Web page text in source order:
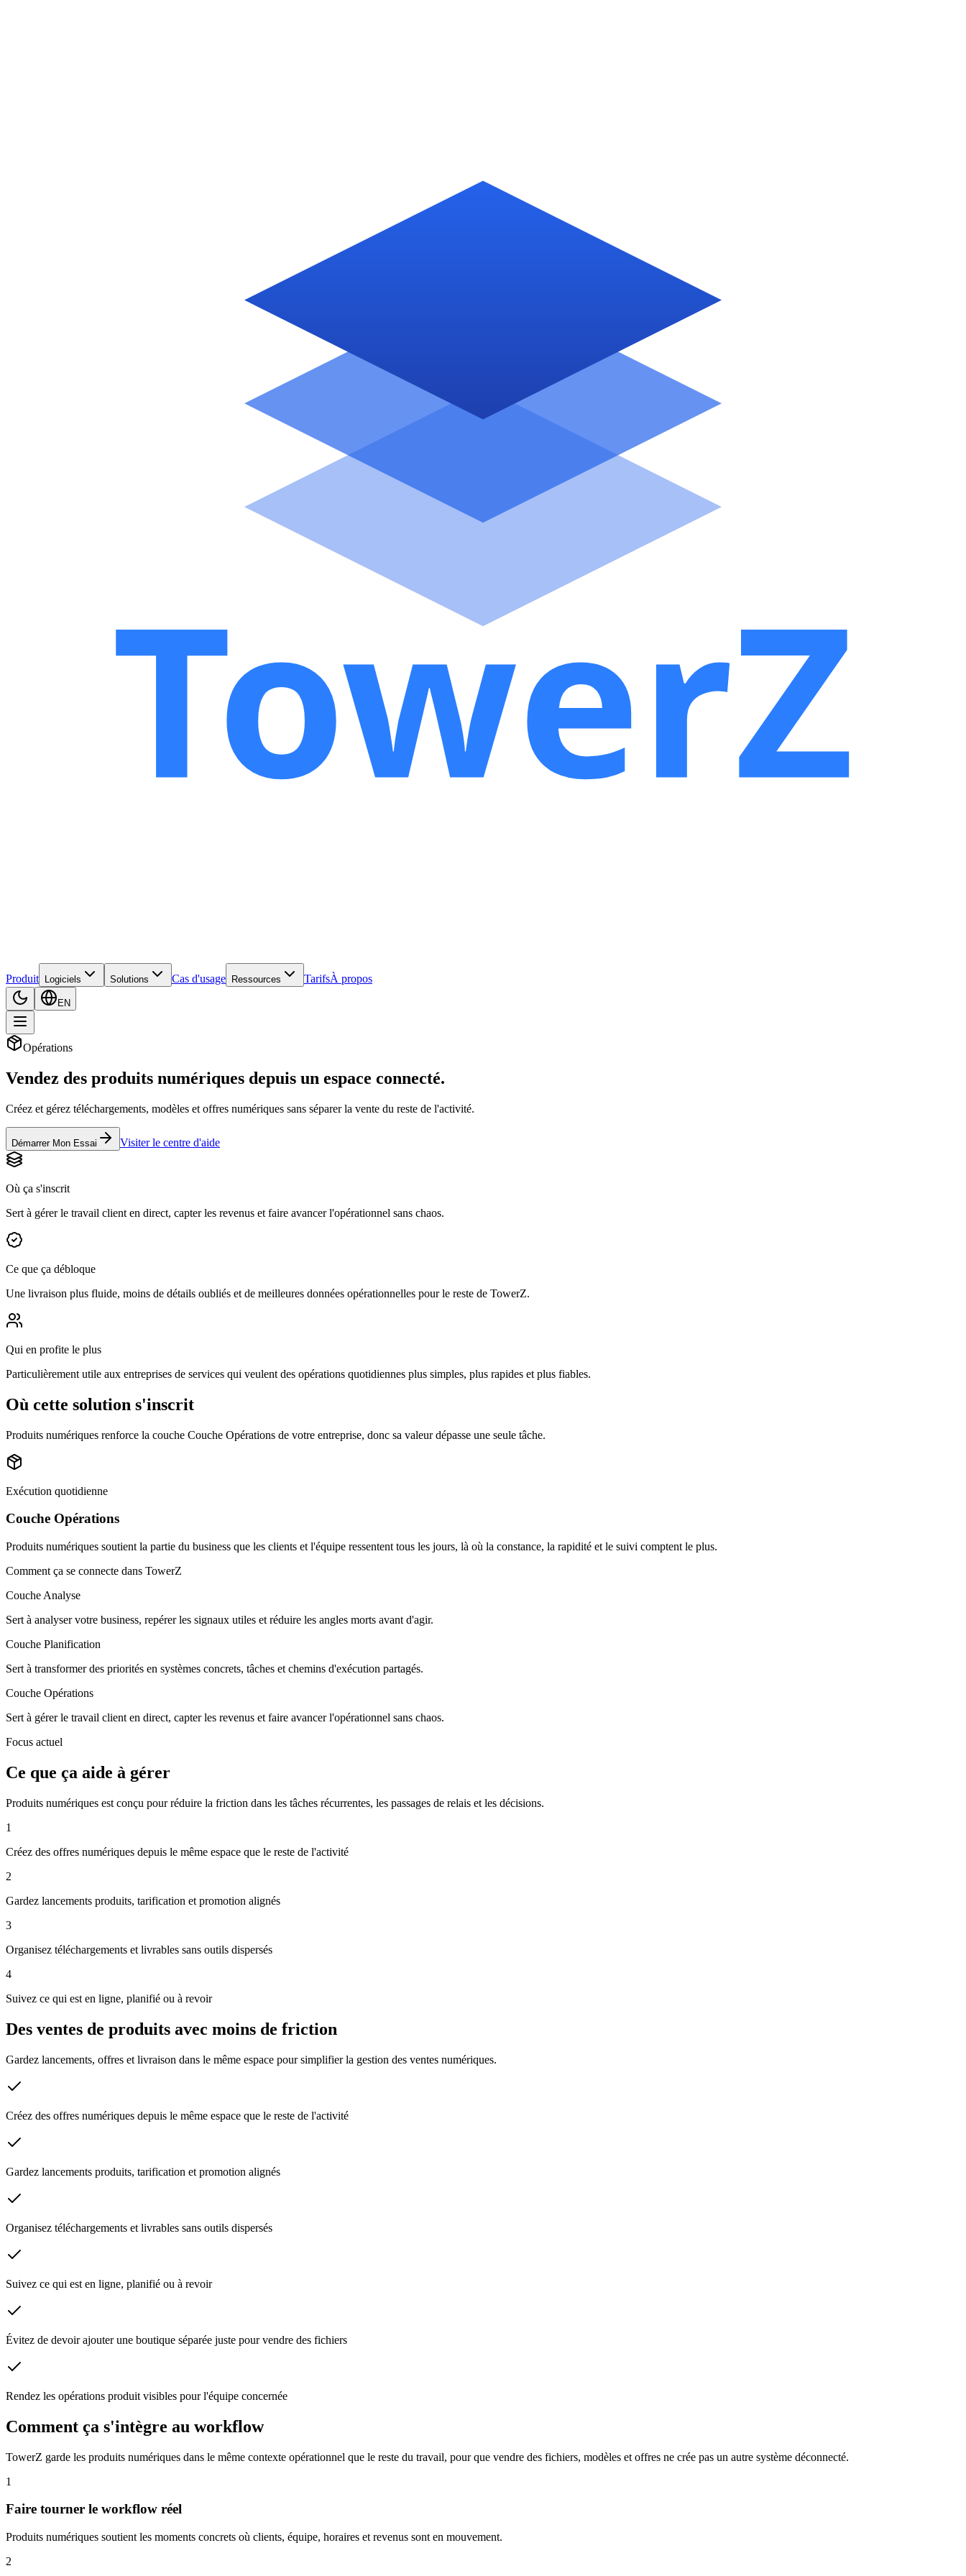
Produit Logiciels Solutions Cas d'usage Ressources TarifsÀ propos
EN
Opérations
Vendez des produits numériques depuis un espace connecté.
Créez et gérez téléchargements, modèles et offres numériques sans séparer la vente du reste de l'activité.
Démarrer Mon Essai Visiter le centre d'aide
Où ça s'inscrit
Sert à gérer le travail client en direct, capter les revenus et faire avancer l'opérationnel sans chaos.
Ce que ça débloque
Une livraison plus fluide, moins de détails oubliés et de meilleures données opérationnelles pour le reste de TowerZ.
Qui en profite le plus
Particulièrement utile aux entreprises de services qui veulent des opérations quotidiennes plus simples, plus rapides et plus fiables.
Où cette solution s'inscrit
Produits numériques renforce la couche Couche Opérations de votre entreprise, donc sa valeur dépasse une seule tâche.
Exécution quotidienne
Couche Opérations
Produits numériques soutient la partie du business que les clients et l'équipe ressentent tous les jours, là où la constance, la rapidité et le suivi comptent le plus.
Comment ça se connecte dans TowerZ
Couche Analyse
Sert à analyser votre business, repérer les signaux utiles et réduire les angles morts avant d'agir.
Couche Planification
Sert à transformer des priorités en systèmes concrets, tâches et chemins d'exécution partagés.
Couche Opérations
Sert à gérer le travail client en direct, capter les revenus et faire avancer l'opérationnel sans chaos.
Focus actuel
Ce que ça aide à gérer
Produits numériques est conçu pour réduire la friction dans les tâches récurrentes, les passages de relais et les décisions.
1
Créez des offres numériques depuis le même espace que le reste de l'activité
2
Gardez lancements produits, tarification et promotion alignés
3
Organisez téléchargements et livrables sans outils dispersés
4
Suivez ce qui est en ligne, planifié ou à revoir
Des ventes de produits avec moins de friction
Gardez lancements, offres et livraison dans le même espace pour simplifier la gestion des ventes numériques.
Créez des offres numériques depuis le même espace que le reste de l'activité
Gardez lancements produits, tarification et promotion alignés
Organisez téléchargements et livrables sans outils dispersés
Suivez ce qui est en ligne, planifié ou à revoir
Évitez de devoir ajouter une boutique séparée juste pour vendre des fichiers
Rendez les opérations produit visibles pour l'équipe concernée
Comment ça s'intègre au workflow
TowerZ garde les produits numériques dans le même contexte opérationnel que le reste du travail, pour que vendre des fichiers, modèles et offres ne crée pas un autre système déconnecté.
1
Faire tourner le workflow réel
Produits numériques soutient les moments concrets où clients, équipe, horaires et revenus sont en mouvement.
2